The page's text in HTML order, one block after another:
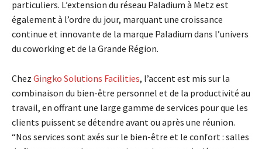
particuliers. L’extension du réseau Paladium à Metz est
également à l’ordre du jour, marquant une croissance
continue et innovante de la marque Paladium dans l’univers
du coworking et de la Grande Région.
Chez Gingko Solutions Facilities, l’accent est mis sur la
combinaison du bien-être personnel et de la productivité au
travail, en offrant une large gamme de services pour que les
clients puissent se détendre avant ou après une réunion.
“Nos services sont axés sur le bien-être et le confort : salles